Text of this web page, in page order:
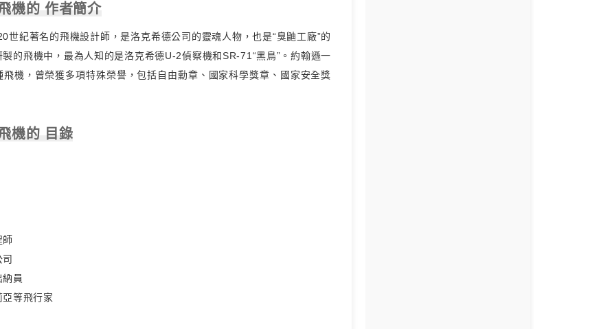
機的 作者簡介
世紀著名的飛機設計師，是洛克希德公司的靈魂人物，也是“臭鼬工廠”的
的飛機中，最為人知的是洛克希德U-2偵察機和SR-71“黑鳥”。約翰遜一
飛機，曾榮獲多項特殊榮譽，包括自由勳章、國家科學獎章、國家安全獎
機的 目錄
師
司
員
等飛行家